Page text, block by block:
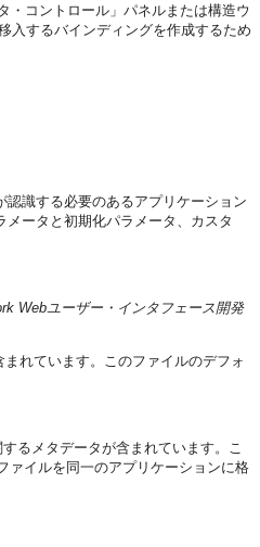
・コントロール」パネルまたは構造ウ
入するバインディングを作成するため
認識する必要のあるアプリケーション
ータと初期化パラメータ、カスタ
Webユーザー・インタフェース開発
れています。このファイルのデフォ
るメタデータが含まれています。こ
ァイルを同一のアプリケーションに格